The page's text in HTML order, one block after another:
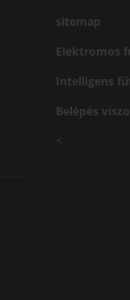
sitemap
Elektromos
Intelligens
Belépés
<